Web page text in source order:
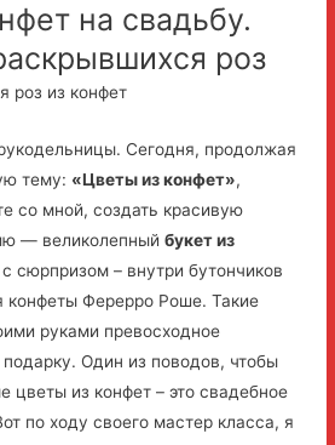
на свадьбу.
роз
роз из конфет
Сегодня, продолжая
тему: «Цветы из конфет»,
со мной, создать красивую
— великолепныйбукет из
с сюрпризом – внутри бутончиков
конфеты Ферерро Роше. Такие
руками превосходное
Один из поводов, чтобы
цветы из конфет – это свадебное
по ходу своего мастер класса, я